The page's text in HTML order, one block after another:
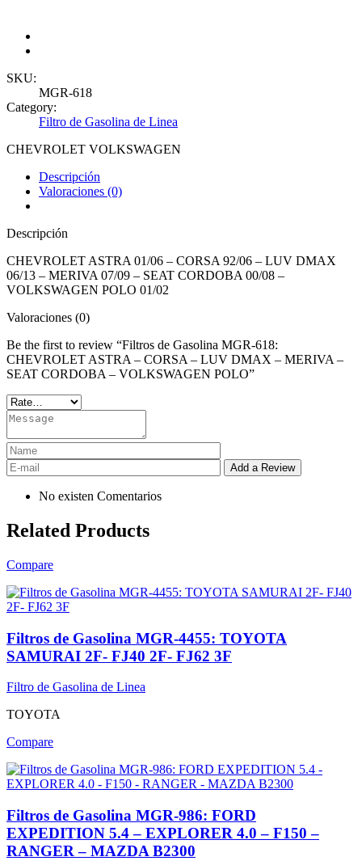
SKU:
MGR-618
Category:
Filtro de Gasolina de Linea
CHEVROLET VOLKSWAGEN
Descripción
Valoraciones (0)
Descripción
CHEVROLET ASTRA 01/06 – CORSA 92/06 – LUV DMAX
06/13 – MERIVA 07/09 – SEAT CORDOBA 00/08 –
VOLKSWAGEN POLO 01/02
Valoraciones (0)
Be the first to review “Filtros de Gasolina MGR-618:
CHEVROLET ASTRA – CORSA – LUV DMAX – MERIVA –
SEAT CORDOBA – VOLKSWAGEN POLO”
No existen Comentarios
Related Products
Compare
Filtros de Gasolina MGR-4455: TOYOTA
SAMURAI 2F- FJ40 2F- FJ62 3F
Filtro de Gasolina de Linea
TOYOTA
Compare
Filtros de Gasolina MGR-986: FORD
EXPEDITION 5.4 – EXPLORER 4.0 – F150 –
RANGER – MAZDA B2300